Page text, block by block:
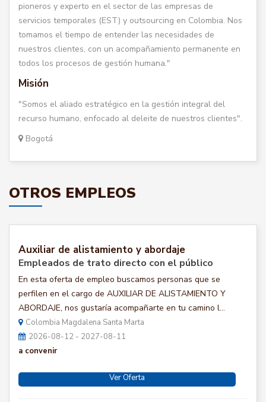
pioneros y experto en el sector de las empresas de
servicios temporales (EST) y outsourcing en Colombia. Nos
tomamos el tiempo de entender las necesidades de
nuestros clientes, con un acompañamiento permanente en
todos los procesos de gestión humana."
Misión
"Somos el aliado estratégico en la gestión integral del
recurso humano, enfocado al deleite de nuestros clientes".
Bogotá
OTROS EMPLEOS
Auxiliar de alistamiento y abordaje
Empleados de trato directo con el público
En esta oferta de empleo buscamos personas que se
perfilen en el cargo de AUXILIAR DE ALISTAMIENTO Y
ABORDAJE, nos gustaría acompañarte en tu camino l...
Colombia Magdalena Santa Marta
2026-08-12 - 2027-08-11
a convenir
Ver Oferta